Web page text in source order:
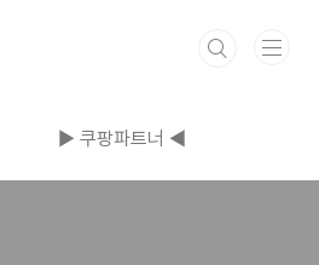
▶ 쿠팡파트너 ◀